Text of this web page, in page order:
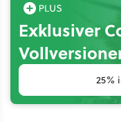
Exklusiver
25%